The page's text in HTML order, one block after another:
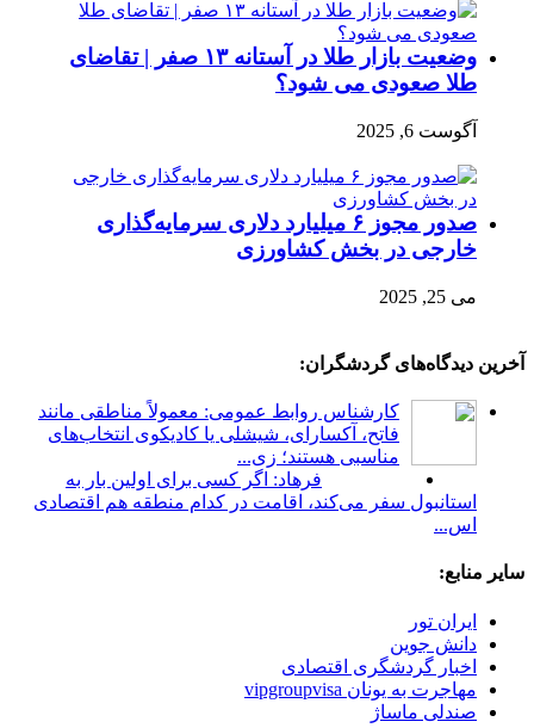
وضعیت بازار طلا در آستانه ۱۳ صفر | تقاضای
طلا صعودی می شود؟
آگوست 6, 2025
صدور مجوز ۶ میلیارد دلاری سرمایه‌گذاری
خارجی در بخش کشاورزی
می 25, 2025
آخرین دیدگاه‌های گردشگران:
کارشناس روابط عمومی: معمولاً مناطقی مانند
فاتح، آکسارای، شیشلی یا کادیکوی انتخاب‌های
مناسبی هستند؛ زی...
فرهاد: اگر کسی برای اولین بار به
استانبول سفر می‌کند، اقامت در کدام منطقه هم اقتصادی
اس...
سایر منابع:
ایران تور
دانش جوین
اخبار گردشگری اقتصادی
مهاجرت به یونان vipgroupvisa
صندلی ماساژ